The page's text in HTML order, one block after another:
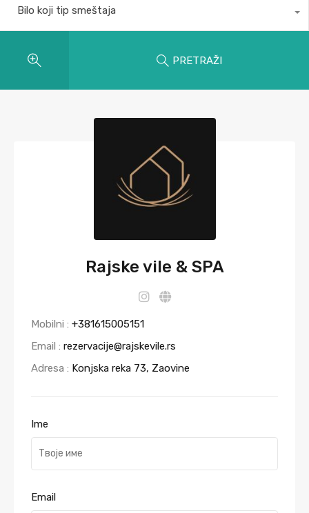
Bilo koji tip smeštaja
PRETRAŽI
Rajske vile & SPA
Mobilni : +381615005151
Email : rezervacije@rajskevile.rs
Adresa : Konjska reka 73, Zaovine
Ime
Email